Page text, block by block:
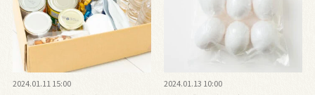
2024.01.11 15:00 2024.01.13 10:00